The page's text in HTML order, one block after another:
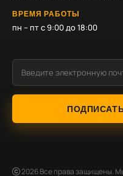
ВРЕМЯ РАБОТЫ
пн – пт с 9:00 до 18:00
2026Все права защищены.